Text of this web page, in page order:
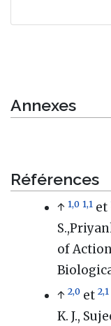
Annexes
Références
↑1,0 1,1 et
of
↑2,0 et2,1
K. J.,